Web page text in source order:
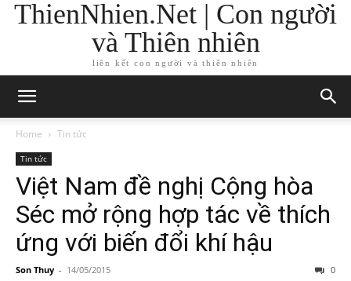
ThienNhien.Net | Con người
và Thiên nhiên
liên kết con người và thiên nhiên
Home Tin tức
Tin tức
Việt Nam đề nghị Cộng hòa
Séc mở rộng hợp tác về thích
ứng với biến đổi khí hậu
Son Thuy - 14/05/2015 0